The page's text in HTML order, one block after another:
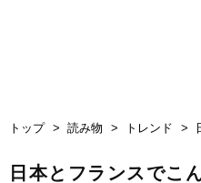
トップ 読み物 トレンド
日本とフランスでこ